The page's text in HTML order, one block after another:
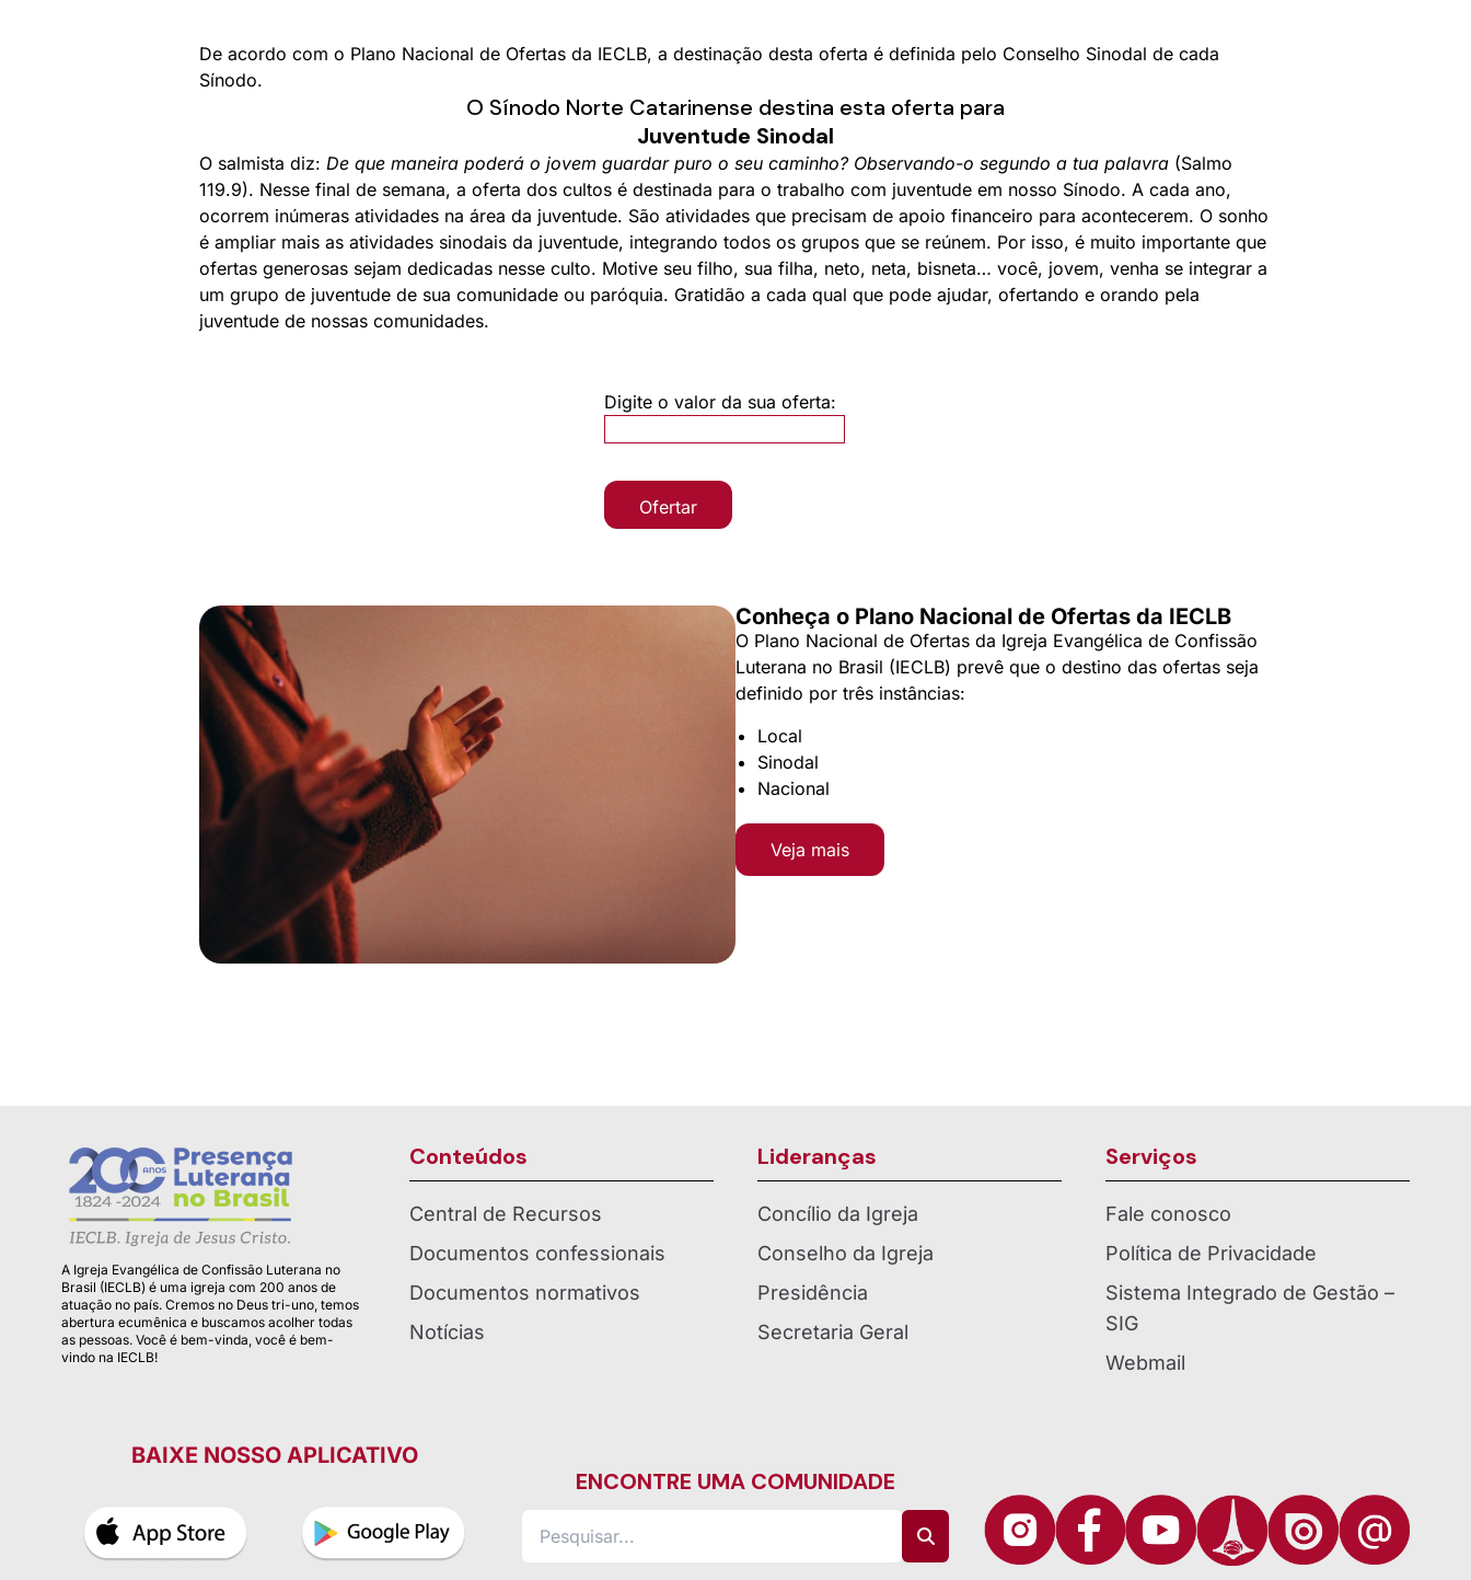
De acordo com o Plano Nacional de Ofertas da IECLB, a destinação desta oferta é definida pelo Conselho Sinodal de cada
Sínodo.
O Sínodo Norte Catarinense destina esta oferta para
Juventude Sinodal
O salmista diz: De que maneira poderá o jovem guardar puro o seu caminho? Observando-o segundo a tua palavra (Salmo
119.9). Nesse final de semana, a oferta dos cultos é destinada para o trabalho com juventude em nosso Sínodo. A cada ano,
ocorrem inúmeras atividades na área da juventude. São atividades que precisam de apoio financeiro para acontecerem. O sonho
é ampliar mais as atividades sinodais da juventude, integrando todos os grupos que se reúnem. Por isso, é muito importante que
ofertas generosas sejam dedicadas nesse culto. Motive seu filho, sua filha, neto, neta, bisneta… você, jovem, venha se integrar a
um grupo de juventude de sua comunidade ou paróquia. Gratidão a cada qual que pode ajudar, ofertando e orando pela
juventude de nossas comunidades.
Digite o valor da sua oferta:
Ofertar
Conheça o Plano Nacional de Ofertas da IECLB
O Plano Nacional de Ofertas da Igreja Evangélica de Confissão
Luterana no Brasil (IECLB) prevê que o destino das ofertas seja
definido por três instâncias:
Local
Sinodal
Nacional
Veja mais
A Igreja Evangélica de Confissão Luterana no
Brasil (IECLB) é uma igreja com 200 anos de
atuação no país. Cremos no Deus tri-uno, temos
abertura ecumênica e buscamos acolher todas
as pessoas. Você é bem-vinda, você é bem-
vindo na IECLB!
Conteúdos
Central de Recursos
Documentos confessionais
Documentos normativos
Notícias
Lideranças
Concílio da Igreja
Conselho da Igreja
Presidência
Secretaria Geral
Serviços
Fale conosco
Política de Privacidade
Sistema Integrado de Gestão –
SIG
Webmail
BAIXE NOSSO APLICATIVO
ENCONTRE UMA COMUNIDADE